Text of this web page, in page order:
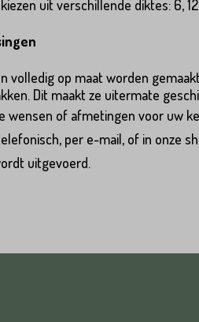
uit verschillende diktes: 6,
volledig op maat worden
Dit maakt ze uitermate
wensen of afmetingen voor uw
per e-mail, of in onze
uitgevoerd.